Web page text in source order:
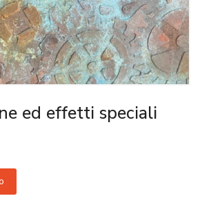
ed effetti speciali